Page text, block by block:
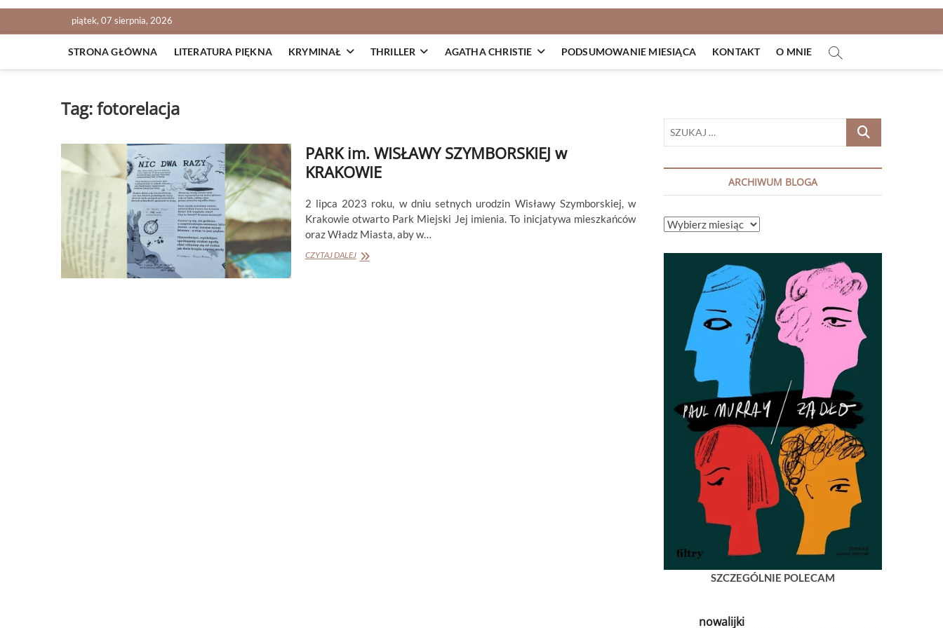
piątek, 07 sierpnia, 2026
STRONA GŁÓWNA LITERATURA PIĘKNA KRYMINAŁ THRILLER AGATHA CHRISTIE PODSUMOWANIE MIESIĄCA KONTAKT O MNIE
Tag:fotorelacja
PARK im. WISŁAWY SZYMBORSKIEJ w
KRAKOWIE
2 lipca 2023 roku, w dniu setnych urodzin Wisławy Szymborskiej, w
Krakowie otwarto Park Miejski Jej imienia. To inicjatywa mieszkańców
oraz Władz Miasta, aby w…
CZYTAJ DALEJPARK
SZUKAJ
ARCHIWUM BLOGA
ARCHIWUM
SZCZEGÓLNIE POLECAM
nowalijki